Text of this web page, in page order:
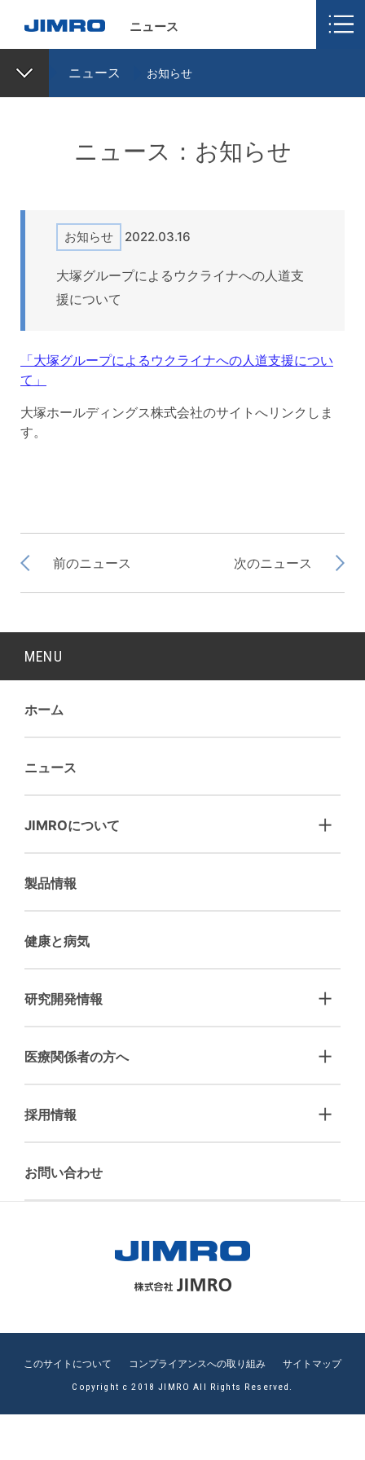
ニュース
ニュース：お知らせ
お知らせ 2022.03.16
大塚グループによるウクライナへの人道支
援について
「大塚グループによるウクライナへの人道支援につい
て」
大塚ホールディングス株式会社のサイトへリンクしま
す。
前のニュース 次のニュース
ニュース お知らせ
MENU
ホーム
ニュース
JIMROについて
製品情報
健康と病気
研究開発情報
医療関係者の方へ
採用情報
お問い合わせ
このサイトについて コンプライアンスへの取り組み
サイトマップ
Copyright c 2018 JIMRO All Rights Reserved.